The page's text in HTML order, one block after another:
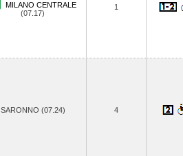
MILANO CENTRALE
(07.17)
1
SARONNO (07.24) 4